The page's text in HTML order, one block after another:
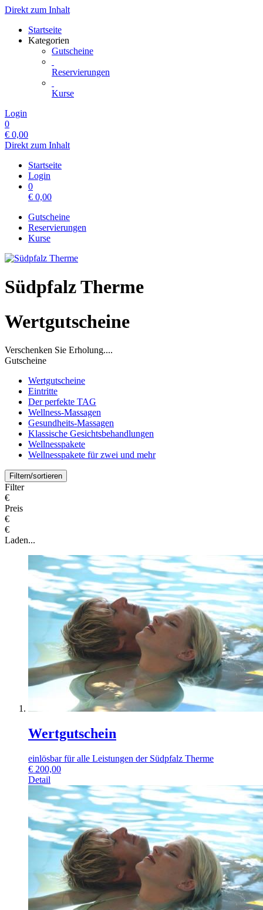
Direkt zum Inhalt
Startseite
Kategorien
Gutscheine
Reservierungen
Kurse
Login
0
€ 0,00
Direkt zum Inhalt
Startseite
Login
0
€ 0,00
Gutscheine
Reservierungen
Kurse
Südpfalz Therme
Wertgutscheine
Verschenken Sie Erholung....
Gutscheine
Wertgutscheine
Eintritte
Der perfekte TAG
Wellness-Massagen
Gesundheits-Massagen
Klassische Gesichtsbehandlungen
Wellnesspakete
Wellnesspakete für zwei und mehr
Filtern/sortieren
Filter
€
Preis
€
€
Laden...
Wertgutschein
einlösbar für alle Leistungen der Südpfalz Therme
€ 200,00
Detail